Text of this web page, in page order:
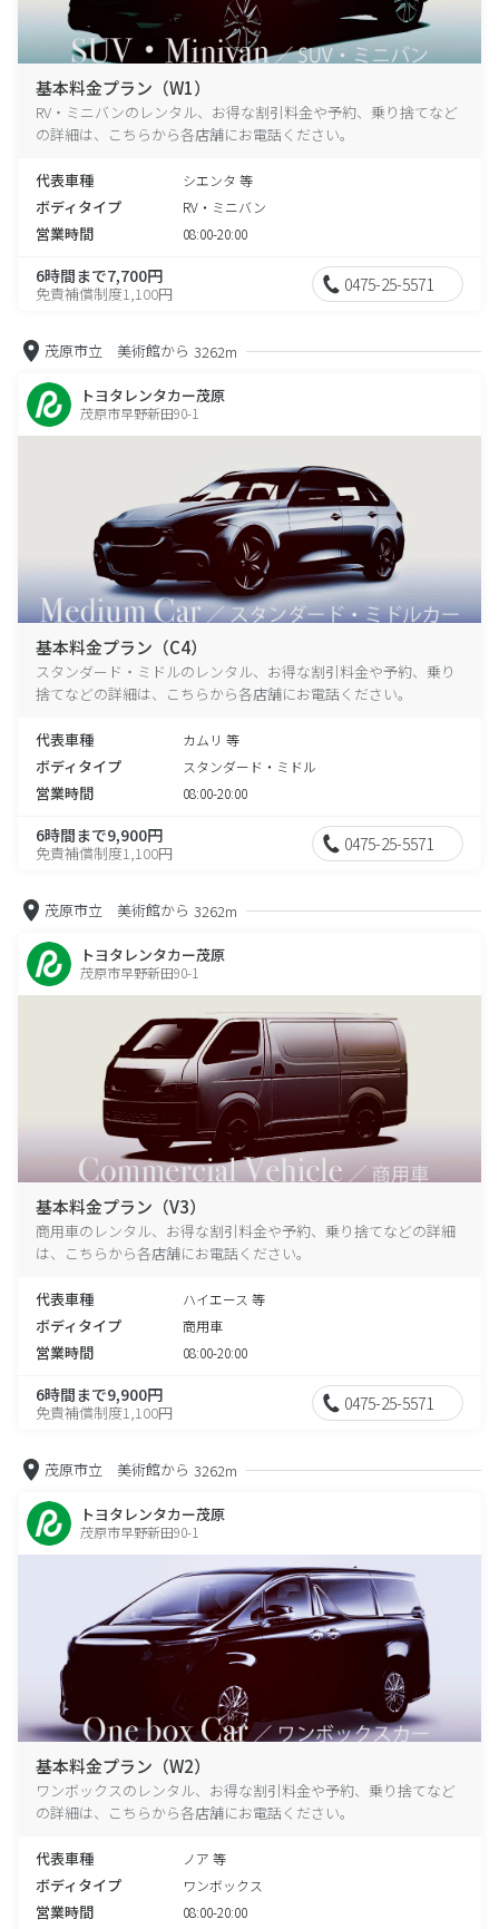
基本料金プラン（W1）
RV・ミニバンのレンタル、お得な割引料金や予約、乗り捨てなど
の詳細は、こちらから各店舗にお電話ください。
代表車種 シエンタ 等
ボディタイプ RV・ミニバン
営業時間 08:00-20:00
6時間まで7,700円
免責補償制度1,100円 0475-25-5571
茂原市立 美術館から 3262m
トヨタレンタカー茂原
茂原市早野新田90-1
基本料金プラン（C4）
スタンダード・ミドルのレンタル、お得な割引料金や予約、乗り
捨てなどの詳細は、こちらから各店舗にお電話ください。
代表車種 カムリ 等
ボディタイプ スタンダード・ミドル
営業時間 08:00-20:00
6時間まで9,900円
免責補償制度1,100円 0475-25-5571
茂原市立 美術館から 3262m
トヨタレンタカー茂原
茂原市早野新田90-1
基本料金プラン（V3）
商用車のレンタル、お得な割引料金や予約、乗り捨てなどの詳細
は、こちらから各店舗にお電話ください。
代表車種 ハイエース 等
ボディタイプ 商用車
営業時間 08:00-20:00
6時間まで9,900円
免責補償制度1,100円 0475-25-5571
茂原市立 美術館から 3262m
トヨタレンタカー茂原
茂原市早野新田90-1
基本料金プラン（W2）
ワンボックスのレンタル、お得な割引料金や予約、乗り捨てなど
の詳細は、こちらから各店舗にお電話ください。
代表車種 ノア 等
ボディタイプ ワンボックス
営業時間 08:00-20:00